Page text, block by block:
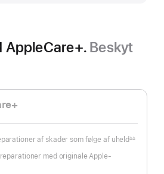
Beskyt
af skader som følge af uheld∆∆
med originale Apple-